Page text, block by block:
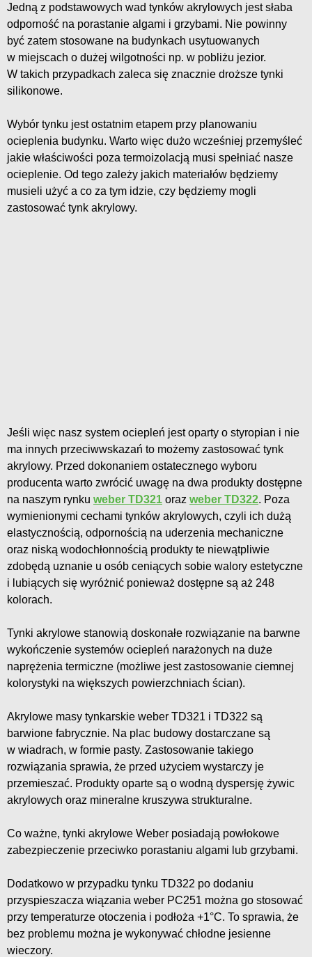
Jedną z podstawowych wad tynków akrylowych jest słaba
odporność na porastanie algami i grzybami. Nie powinny
być zatem stosowane na budynkach usytuowanych
w miejscach o dużej wilgotności np. w pobliżu jezior.
W takich przypadkach zaleca się znacznie droższe tynki
silikonowe.
Wybór tynku jest ostatnim etapem przy planowaniu
ocieplenia budynku. Warto więc dużo wcześniej przemyśleć
jakie właściwości poza termoizolacją musi spełniać nasze
ocieplenie. Od tego zależy jakich materiałów będziemy
musieli użyć a co za tym idzie, czy będziemy mogli
zastosować tynk akrylowy.
Jeśli więc nasz system ociepleń jest oparty o styropian i nie
ma innych przeciwwskazań to możemy zastosować tynk
akrylowy. Przed dokonaniem ostatecznego wyboru
producenta warto zwrócić uwagę na dwa produkty dostępne
na naszym rynku weber TD321 oraz weber TD322. Poza
wymienionymi cechami tynków akrylowych, czyli ich dużą
elastycznością, odpornością na uderzenia mechaniczne
oraz niską wodochłonnością produkty te niewątpliwie
zdobędą uznanie u osób ceniących sobie walory estetyczne
i lubiących się wyróżnić ponieważ dostępne są aż 248
kolorach.
Tynki akrylowe stanowią doskonałe rozwiązanie na barwne
wykończenie systemów ociepleń narażonych na duże
naprężenia termiczne (możliwe jest zastosowanie ciemnej
kolorystyki na większych powierzchniach ścian).
Akrylowe masy tynkarskie weber TD321 i TD322 są
barwione fabrycznie. Na plac budowy dostarczane są
w wiadrach, w formie pasty. Zastosowanie takiego
rozwiązania sprawia, że przed użyciem wystarczy je
przemieszać. Produkty oparte są o wodną dyspersję żywic
akrylowych oraz mineralne kruszywa strukturalne.
Co ważne, tynki akrylowe Weber posiadają powłokowe
zabezpieczenie przeciwko porastaniu algami lub grzybami.
Dodatkowo w przypadku tynku TD322 po dodaniu
przyspieszacza wiązania weber PC251 można go stosować
przy temperaturze otoczenia i podłoża +1°C. To sprawia, że
bez problemu można je wykonywać chłodne jesienne
wieczory.